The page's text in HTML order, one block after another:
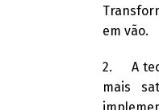
em vão.
2. A
mais